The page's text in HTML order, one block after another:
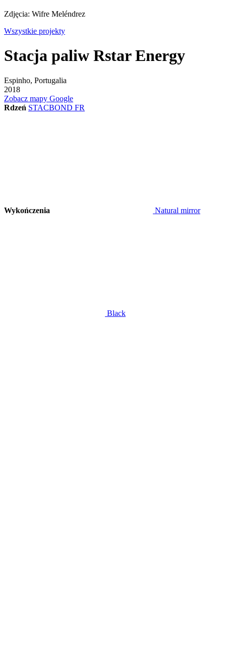
Zdjęcia: Wifre Meléndrez
Wszystkie projekty
Stacja paliw Rstar Energy
Espinho, Portugalia
2018
Zobacz mapy Google
Rdzeń STACBOND FR
Wykończenia Natural mirror
Black